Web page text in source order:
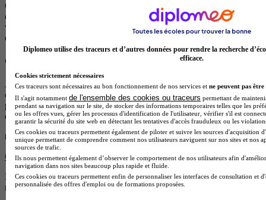
Ces métiers-là, tu ne les trouveras pas dans les manuels de BTS. En
effet, ils nécessitent une
poursuite d’études(licence pro, bachelor,
voire master) : c’est le prix à payer pour des postes mieux rémunérés
et hautement qualifiés.
Chargé de webmarketing touristique/e-tourisme
Aujourd’hui, tout passe parinternet. Les offices de tourisme et les
chaînes hôtelières recrutent donc des profils capables de gérer leurs
plateformes de réservation en ligne, leur SEO, leurs campagnes
digitales et leurs réseaux sociaux.
📖 À lire aussi
Que faire après un BTS tourisme ?
Pour accéder à ce type de poste, un complément est souvent
nécessaire :bachelor en marketing digitalou en
Diplomeo utilise des traceurs et d’autres données pour rendre la recherche
efficace.
Cookies strictement nécessaires
Ces traceurs sont nécessaires au bon fonctionnement de nos services et ne peuvent pas être
Il s'agit notamment de l'ensemble des cookies ou traceurs permettant de
pendant sa navigation sur le site, de stocker des informations temporaires telles que les
ou les offres vues, gérer les processus d'identification de l'utilisateur, vérifier s'il est
garantir la sécurité du site web en détectant les tentatives d'accès frauduleux ou les
Ces cookies ou traceurs permettent également de piloter et suivre les sources d'acquisition
unique permettant de comprendre comment nos utilisateurs naviguent sur nos sites et nos
sources de trafic.
Ils nous permettent également d’observer le comportement de nos utilisateurs afin
navigation dans nos sites beaucoup plus rapide et fluide.
Ces cookies ou traceurs permettent enfin de personnaliser les interfaces de consultation et
personnalisée des offres d'emploi ou de formations proposées.